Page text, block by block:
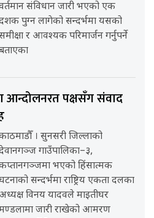
संविधान जारी भएको एक
पुग्न लागेको सन्दर्भमा यसको
र आवश्यक परिमार्जन गर्नुपर्ने
पक्षसँग संवाद
। सुनसरी जिल्लाको
गाउँपालिका–३,
भएको हिंसात्मक
सन्दर्भमा राष्ट्रिय एकता दलका
अध्यक्ष विनय यादवले माइतीघर
जारी राखेको आमरण